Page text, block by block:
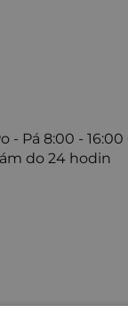
- Pá 8:00 - 16:00
do 24 hodin